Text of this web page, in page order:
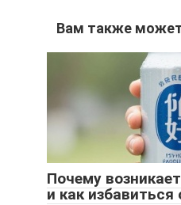
Вам также
Почему
и как